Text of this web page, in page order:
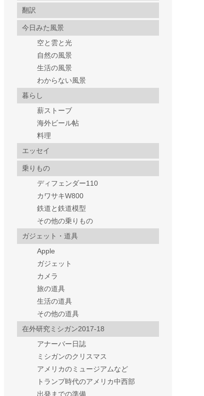
翻訳
今日みた風景
空と雲と光
自然の風景
生活の風景
わからない風景
暮らし
薪ストーブ
海外ビール帖
料理
エッセイ
乗りもの
ディフェンダー110
カワサキW800
鉄道と鉄道模型
その他の乗りもの
ガジェット・道具
Apple
ガジェット
カメラ
旅の道具
生活の道具
その他の道具
在外研究ミシガン2017-18
アナーバー日誌
ミシガンのクリスマス
アメリカのミュージアムなど
トランプ時代のアメリカ中西部
出発までの準備